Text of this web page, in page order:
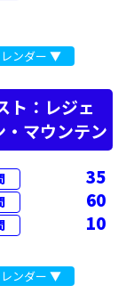
ンダー ▼
ト：レジェ
マウンテン
35
60
10
ンダー ▼